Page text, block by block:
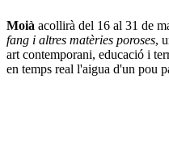
Moià acollirà del 16 al 31 de
fang i altres matèries poroses,
art contemporani, educació i
en temps real l'aigua d'un pou